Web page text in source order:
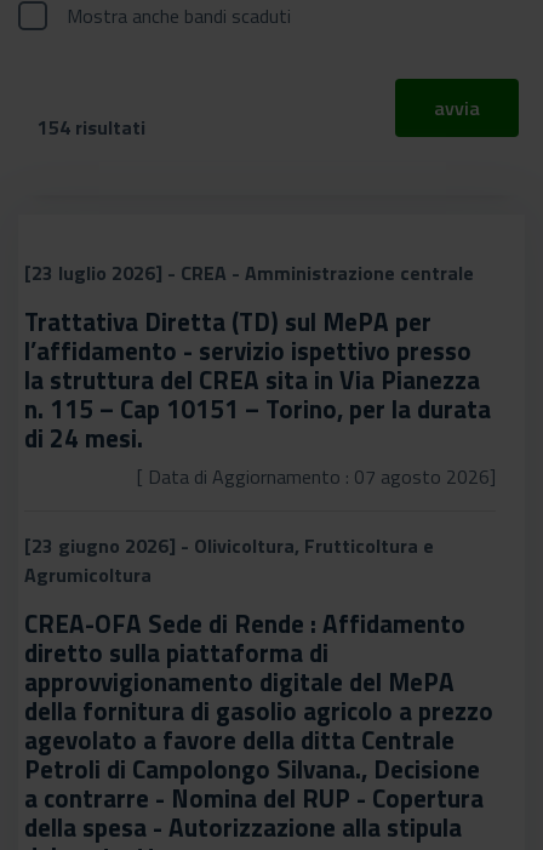
Mostra anche bandi scaduti
154 risultati
avvia
[23 luglio 2026] - CREA - Amministrazione centrale
Trattativa Diretta (TD) sul MePA per
l’affidamento - servizio ispettivo presso
la struttura del CREA sita in Via Pianezza
n. 115 – Cap 10151 – Torino, per la durata
di 24 mesi.
[ Data di Aggiornamento : 07 agosto 2026]
[23 giugno 2026] - Olivicoltura, Frutticoltura e
Agrumicoltura
CREA-OFA Sede di Rende : Affidamento
diretto sulla piattaforma di
approvvigionamento digitale del MePA
della fornitura di gasolio agricolo a prezzo
agevolato a favore della ditta Centrale
Petroli di Campolongo Silvana., Decisione
a contrarre - Nomina del RUP - Copertura
della spesa - Autorizzazione alla stipula